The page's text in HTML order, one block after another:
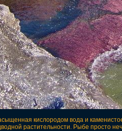
кислородом вода и
растительности. Рыбе просто